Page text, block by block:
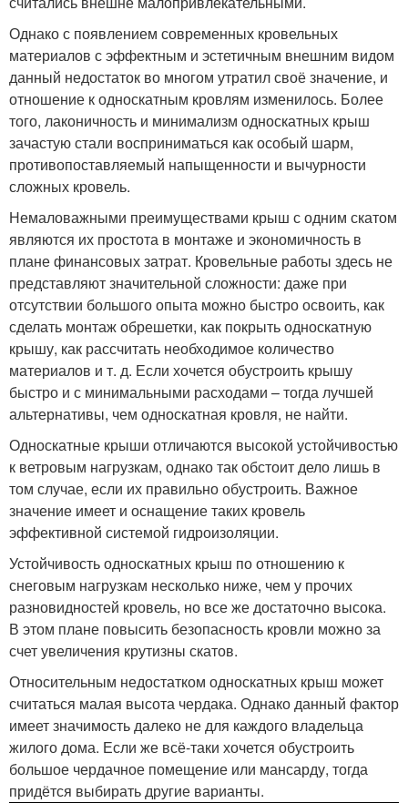
Однако с появлением современных кровельных
материалов с эффектным и эстетичным внешним видом
данный недостаток во многом утратил своё значение, и
отношение к односкатным кровлям изменилось. Более
того, лаконичность и минимализм односкатных крыш
зачастую стали восприниматься как особый шарм,
противопоставляемый напыщенности и вычурности
сложных кровель.
Немаловажными преимуществами крыш с одним скатом
являются их простота в монтаже и экономичность в
плане финансовых затрат. Кровельные работы здесь не
представляют значительной сложности: даже при
отсутствии большого опыта можно быстро освоить, как
сделать монтаж обрешетки, как покрыть односкатную
крышу, как рассчитать необходимое количество
материалов и т. д. Если хочется обустроить крышу
быстро и с минимальными расходами – тогда лучшей
альтернативы, чем односкатная кровля, не найти.
Односкатные крыши отличаются высокой устойчивостью
к ветровым нагрузкам, однако так обстоит дело лишь в
том случае, если их правильно обустроить. Важное
значение имеет и оснащение таких кровель
эффективной системой гидроизоляции.
Устойчивость односкатных крыш по отношению к
снеговым нагрузкам несколько ниже, чем у прочих
разновидностей кровель, но все же достаточно высока.
В этом плане повысить безопасность кровли можно за
счет увеличения крутизны скатов.
Относительным недостатком односкатных крыш может
считаться малая высота чердака. Однако данный фактор
имеет значимость далеко не для каждого владельца
жилого дома. Если же всё-таки хочется обустроить
большое чердачное помещение или мансарду, тогда
придётся выбирать другие варианты.